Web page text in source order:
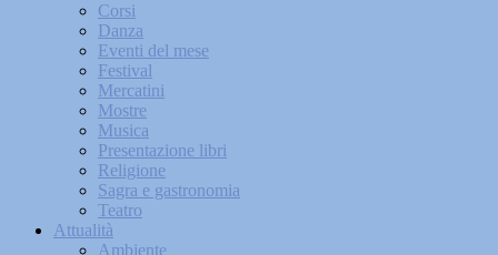
Corsi
Danza
Eventi del mese
Festival
Mercatini
Mostre
Musica
Presentazione libri
Religione
Sagra e gastronomia
Teatro
Attualità
Ambiente